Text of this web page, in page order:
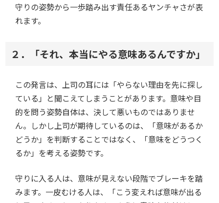
守りの姿勢から一歩踏み出す責任あるヤンチャさが表
れます。
２．「それ、本当にやる意味あるんですか」
この発言は、上司の耳には「やらない理由を先に探し
ている」と聞こえてしまうことがあります。意味や目
的を問う姿勢自体は、決して悪いものではありませ
ん。しかし上司が期待しているのは、「意味があるか
どうか」を判断することではなく、「意味をどうつく
るか」を考える姿勢です。
守りに入る人は、意味が見えない段階でブレーキを踏
みます。一皮むける人は、「こう変えれば意味が出る